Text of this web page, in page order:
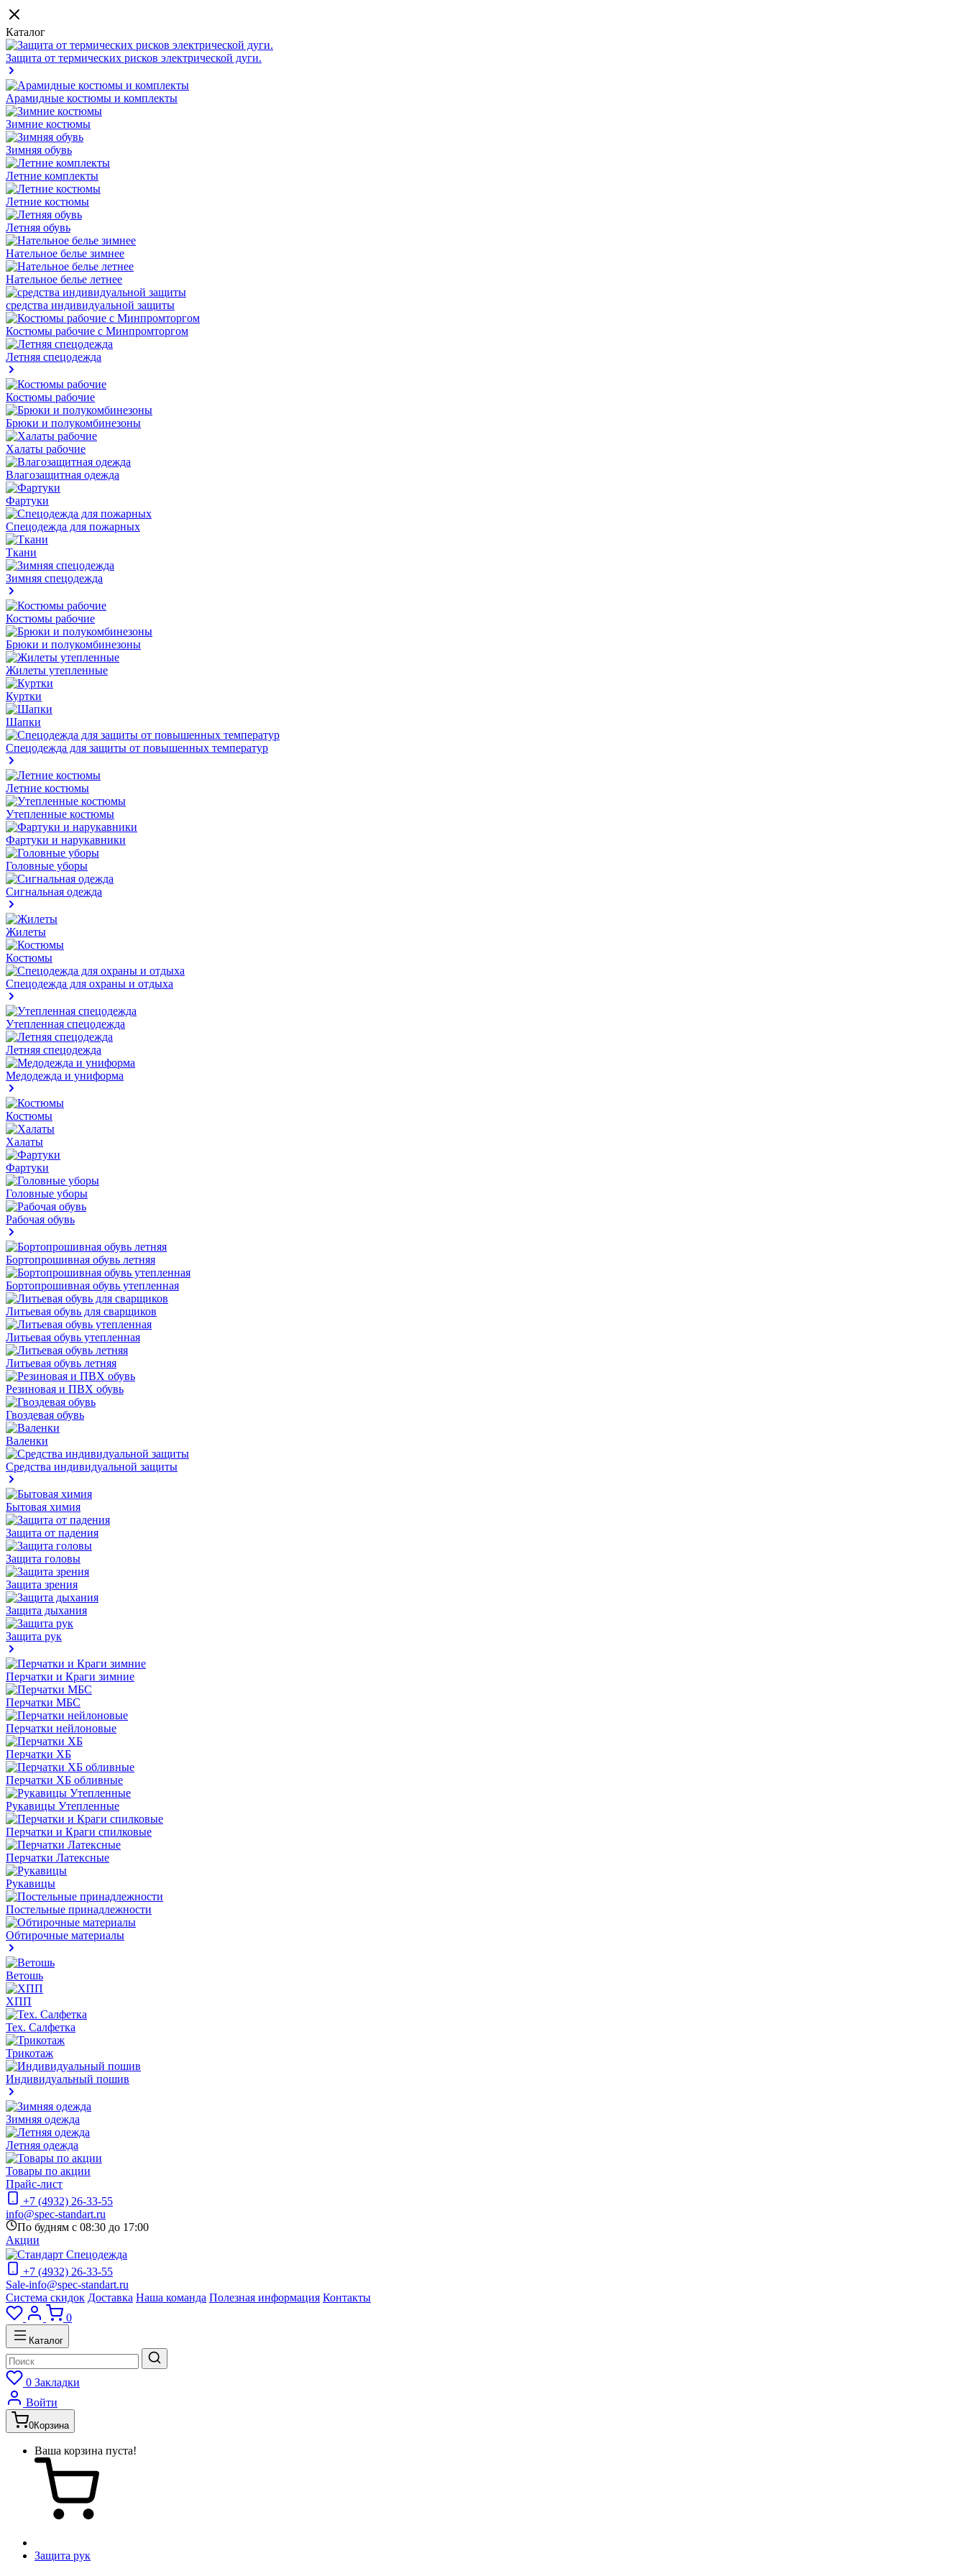
Каталог
Защита от термических рисков электрической дуги.
Арамидные костюмы и комплекты
Зимние костюмы
Зимняя обувь
Летние комплекты
Летние костюмы
Летняя обувь
Нательное белье зимнее
Нательное белье летнее
средства индивидуальной защиты
Костюмы рабочие с Минпромторгом
Летняя спецодежда
Костюмы рабочие
Брюки и полукомбинезоны
Халаты рабочие
Влагозащитная одежда
Фартуки
Спецодежда для пожарных
Ткани
Зимняя спецодежда
Костюмы рабочие
Брюки и полукомбинезоны
Жилеты утепленные
Куртки
Шапки
Спецодежда для защиты от повышенных температур
Летние костюмы
Утепленные костюмы
Фартуки и нарукавники
Головные уборы
Сигнальная одежда
Жилеты
Костюмы
Спецодежда для охраны и отдыха
Утепленная спецодежда
Летняя спецодежда
Медодежда и униформа
Костюмы
Халаты
Фартуки
Головные уборы
Рабочая обувь
Бортопрошивная обувь летняя
Бортопрошивная обувь утепленная
Литьевая обувь для сварщиков
Литьевая обувь утепленная
Литьевая обувь летняя
Резиновая и ПВХ обувь
Гвоздевая обувь
Валенки
Средства индивидуальной защиты
Бытовая химия
Защита от падения
Защита головы
Защита зрения
Защита дыхания
Защита рук
Перчатки и Краги зимние
Перчатки МБС
Перчатки нейлоновые
Перчатки ХБ
Перчатки ХБ обливные
Рукавицы Утепленные
Перчатки и Краги спилковые
Перчатки Латексные
Рукавицы
Постельные принадлежности
Обтирочные материалы
Ветошь
ХПП
Тех. Салфетка
Трикотаж
Индивидуальный пошив
Зимняя одежда
Летняя одежда
Товары по акции
Прайс-лист
+7 (4932) 26-33-55
info@spec-standart.ru
По будням с 08:30 до 17:00
Акции
+7 (4932) 26-33-55
Sale-info@spec-standart.ru
Система скидок Доставка Наша команда Полезная информация Контакты
0
Каталог
0 Закладки
Войти
0Корзина
Ваша корзина пуста!
Защита рук